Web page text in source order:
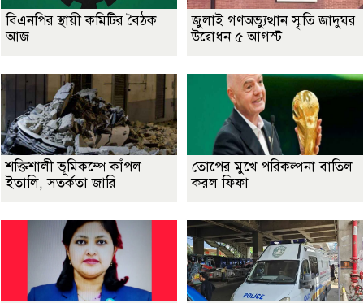
বিএনপির স্থায়ী কমিটির বৈঠক
আজ
জুলাই গণঅভ্যুত্থান স্মৃতি জাদুঘর
উদ্বোধন ৫ আগস্ট
শক্তিশালী ভূমিকম্পে কাঁপল
ইতালি, সতর্কতা জারি
তোপের মুখে পরিকল্পনা বাতিল
করল ফিফা